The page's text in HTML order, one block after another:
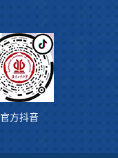
官方抖音